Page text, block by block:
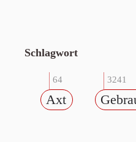
Schlagwort
64
Axt
3241